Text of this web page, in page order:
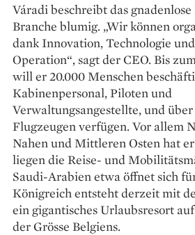
Váradi beschreibt das
Branche blumig. „Wir können
dank Innovation, Technologie
Operation“, sagt der CEO. Bis
will er 20.000 Menschen
Kabinenpersonal, Piloten und
Verwaltungsangestellte, und
Flugzeugen verfügen. Vor allem
Nahen und Mittleren Osten hat
liegen die Reise- und
Saudi-Arabien etwa öffnet sich
Königreich entsteht derzeit mit
ein gigantisches Urlaubsresort
der Grösse Belgiens.